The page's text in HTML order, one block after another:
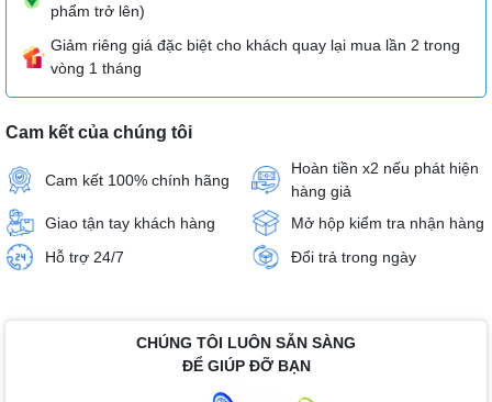
phẩm trở lên)
Giảm riêng giá đặc biệt cho khách quay lại mua lần 2 trong
vòng 1 tháng
Cam kết của chúng tôi
Cam kết 100% chính hãng
Hoàn tiền x2 nếu phát hiện
hàng giả
Giao tận tay khách hàng
Mở hộp kiểm tra nhận hàng
Hỗ trợ 24/7
Đổi trả trong ngày
CHÚNG TÔI LUÔN SẴN SÀNG
ĐỂ GIÚP ĐỠ BẠN